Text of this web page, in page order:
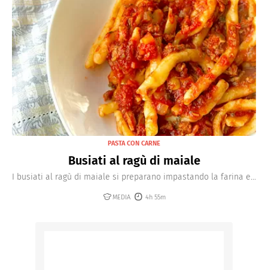
PASTA CON CARNE
Busiati al ragù di maiale
I busiati al ragù di maiale si preparano impastando la farina e...
MEDIA 4h 55m